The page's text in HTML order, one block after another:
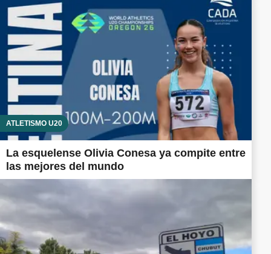
ATLETISMO U20
La esquelense Olivia Conesa ya compite entre
las mejores del mundo